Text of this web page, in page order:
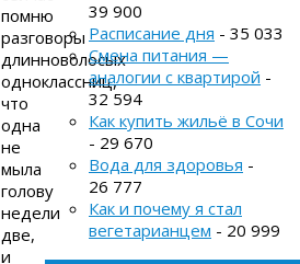
помню
разговоры
длинноволосых
одноклассниц,
что
одна
не
мыла
голову
недели
две,
и
39 900
Расписание дня - 35 033
Смена питания —
аналогии с квартирой -
32 594
Как купить жильё в Сочи
- 29 670
Вода для здоровья -
26 777
Как и почему я стал
вегетарианцем - 20 999